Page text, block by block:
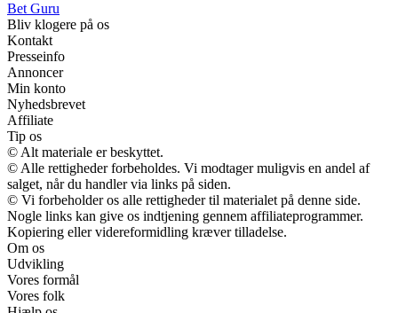
Bet Guru
Bliv klogere på os
Kontakt
Presseinfo
Annoncer
Min konto
Nyhedsbrevet
Affiliate
Tip os
© Alt materiale er beskyttet.
© Alle rettigheder forbeholdes. Vi modtager muligvis en andel af
salget, når du handler via links på siden.
© Vi forbeholder os alle rettigheder til materialet på denne side.
Nogle links kan give os indtjening gennem affiliateprogrammer.
Kopiering eller videreformidling kræver tilladelse.
Om os
Udvikling
Vores formål
Vores folk